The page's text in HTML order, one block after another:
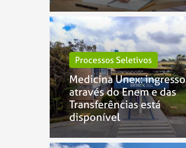
Processos Seletivos
Medicina Unex: ingresso
através do Enem e das
Transferências está
disponível